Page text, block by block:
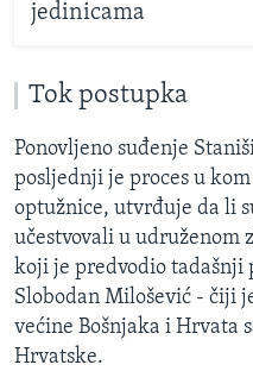
jedinicama
Tok postupka
Ponovljeno suđenje
posljednji je proces u
optužnice, utvrđuje da li
učestvovali u udruženom
koji je predvodio tadašnji
Slobodan Milošević - čiji
većine Bošnjaka i Hrvata
Hrvatske.